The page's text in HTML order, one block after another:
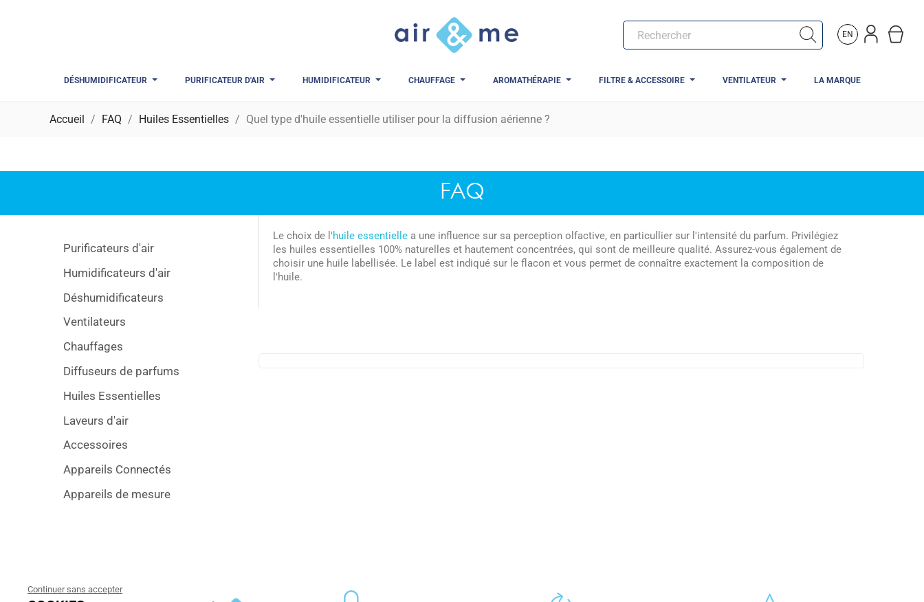
EN
DÉSHUMIDIFICATEUR PURIFICATEUR D'AIR HUMIDIFICATEUR CHAUFFAGE AROMATHÉRAPIE FILTRE & ACCESSOIRE VENTILATEUR LA MARQUE
Accueil FAQ Huiles Essentielles Quel type d'huile essentielle utiliser pour la diffusion aérienne ?
FAQ
Purificateurs d'air
Humidificateurs d'air
Déshumidificateurs
Ventilateurs
Chauffages
Diffuseurs de parfums
Huiles Essentielles
Laveurs d'air
Accessoires
Appareils Connectés
Appareils de mesure
Le choix de l'huile essentiellea une influence sur sa perception olfactive, en particullier sur l'intensité du parfum. Privilégiez
les huiles essentielles 100% naturelles et hautement concentrées, qui sont de meilleure qualité. Assurez-vous également de
choisir une huile labellisée. Le label est indiqué sur le flacon et vous permet de connaître exactement la composition de
l'huile.
Continuer sans accepter